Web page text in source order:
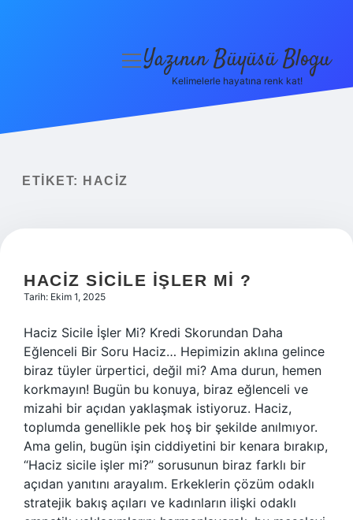
Yasal Uyarı
menüyü
Yazının Büyüsü Blogu
Kelimelerle hayatına renk kat!
ETIKET: HACIZ
HACIZ SICILE IŞLER MI ?
Tarih: Ekim 1, 2025
Haciz Sicile İşler Mi? Kredi Skorundan Daha
Eğlenceli Bir Soru Haciz… Hepimizin aklına gelince
biraz tüyler ürpertici, değil mi? Ama durun, hemen
korkmayın! Bugün bu konuya, biraz eğlenceli ve
mizahi bir açıdan yaklaşmak istiyoruz. Haciz,
toplumda genellikle pek hoş bir şekilde anılmıyor.
Ama gelin, bugün işin ciddiyetini bir kenara bırakıp,
“Haciz sicile işler mi?” sorusunun biraz farklı bir
açıdan yanıtını arayalım. Erkeklerin çözüm odaklı
stratejik bakış açıları ve kadınların ilişki odaklı